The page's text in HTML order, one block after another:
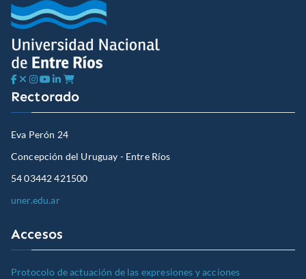
Rectorado
Eva Perón 24
Concepción del Uruguay - Entre Ríos
54 03442 421500
uner.edu.ar
Accesos
Protocolo de actuación de las expresiones y acciones